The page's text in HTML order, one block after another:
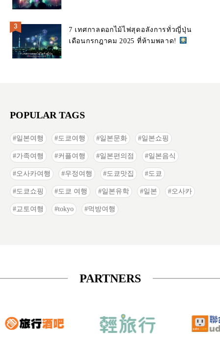
7 เทศกาลดอกไม้ไฟสุดอลังการทั่วญี่ปุ่น
เดือนกรกฎาคม 2025 ที่ห้ามพลาด!
POPULAR TAGS
일본여행 도쿄여행 일본문화 일본쇼핑
가족여행 커플여행 일본편의점 일본음식
오사카여행 우정여행 도쿄맛집 도쿄
도쿄쇼핑 도쿄 여행 일본유학 일본 오사카
교토여행 tokyo 먹방여행
PARTNERS